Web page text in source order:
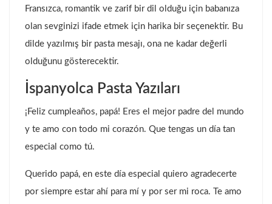
Fransızca, romantik ve zarif bir dil olduğu için babanıza
olan sevginizi ifade etmek için harika bir seçenektir. Bu
dilde yazılmış bir pasta mesajı, ona ne kadar değerli
olduğunu gösterecektir.
İspanyolca Pasta Yazıları
¡Feliz cumpleaños, papá! Eres el mejor padre del mundo
y te amo con todo mi corazón. Que tengas un día tan
especial como tú.
Querido papá, en este día especial quiero agradecerte
por siempre estar ahí para mí y por ser mi roca. Te amo